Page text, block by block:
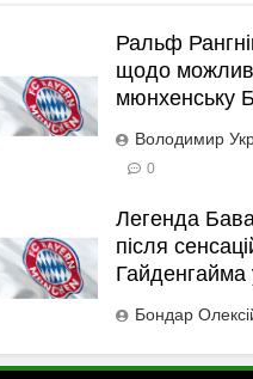
Ральф
щодо
мюнхенську
Володимир
0
Легенда
після
Гайденгайма
Бондар